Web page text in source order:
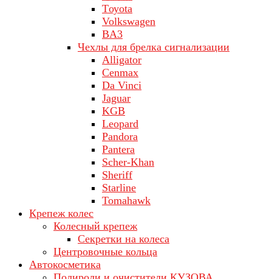
Tоуоta
Volkswagen
ВA3
Чехлы для брелка сигнализации
Alligator
Cenmax
Da Vinci
Jaguar
KGB
Leopard
Pandora
Pantera
Scher-Khan
Sheriff
Starline
Tomahawk
Крепеж колес
Колесный крепеж
Секретки на колеса
Центровочные кольца
Автокосметика